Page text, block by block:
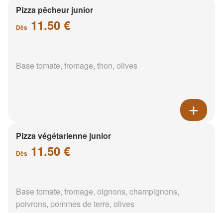
Pizza pêcheur junior
Dès 11.50 €
Base tomate, fromage, thon, olives
Pizza végétarienne junior
Dès 11.50 €
Base tomate, fromage, oignons, champignons,
poivrons, pommes de terre, olives